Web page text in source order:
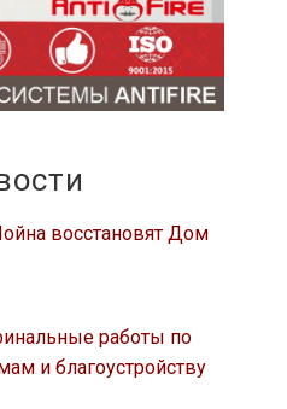
восстановят Дом
работы по
и благоустройству